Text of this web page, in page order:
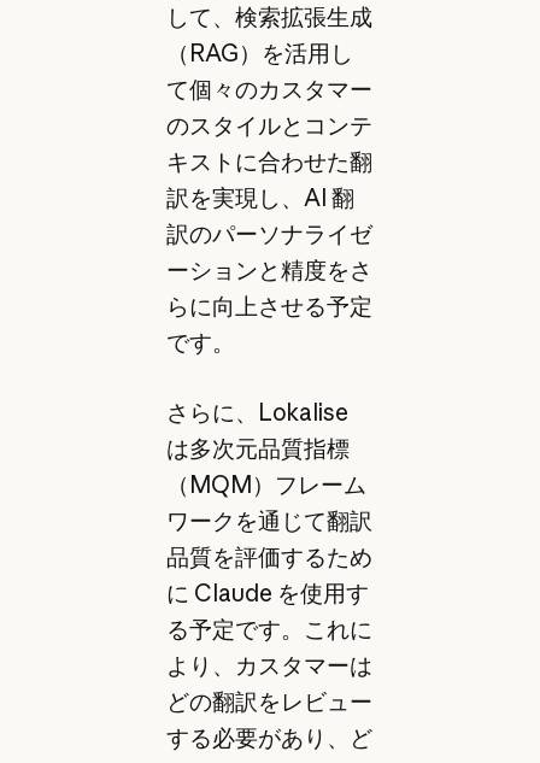
して、検索拡張生成
（RAG）を活用し
て個々のカスタマー
のスタイルとコンテ
キストに合わせた翻
訳を実現し、AI 翻
訳のパーソナライゼ
ーションと精度をさ
らに向上させる予定
です。
さらに、Lokalise
は多次元品質指標
（MQM）フレーム
ワークを通じて翻訳
品質を評価するため
に Claude を使用す
る予定です。これに
より、カスタマーは
どの翻訳をレビュー
する必要があり、ど